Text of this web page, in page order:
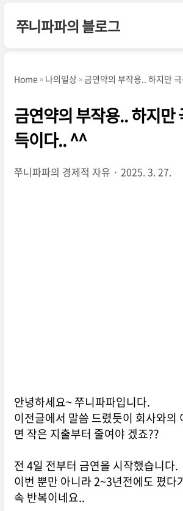
쭈니파파의 블로그
Home 나의일상 금연약의 부작용.. 하지만
금연약의 부작용.. 하지만
득이다.. ^^
쭈니파파의 경제적 자유 2025. 3. 27.
안녕하세요~ 쭈니파파입니다.
이전글에서 말씀 드렸듯이 회사와의
면 작은 지출부터 줄여야 겠죠??
전 4일 전부터 금연을 시작했습니다.
이번 뿐만 아니라 2~3년전에도 폈다
속 반복이네요..